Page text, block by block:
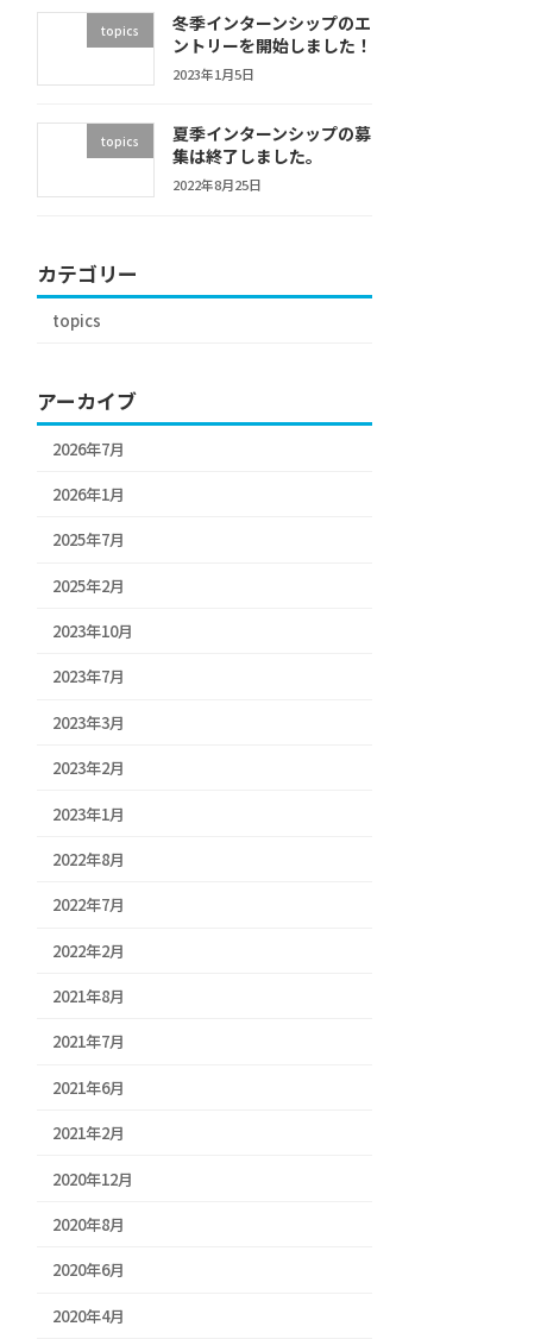
topics
冬季インターンシップのエ
ントリーを開始しました！
2023年1月5日
topics
夏季インターンシップの募
集は終了しました。
2022年8月25日
カテゴリー
topics
アーカイブ
2026年7月
2026年1月
2025年7月
2025年2月
2023年10月
2023年7月
2023年3月
2023年2月
2023年1月
2022年8月
2022年7月
2022年2月
2021年8月
2021年7月
2021年6月
2021年2月
2020年12月
2020年8月
2020年6月
2020年4月